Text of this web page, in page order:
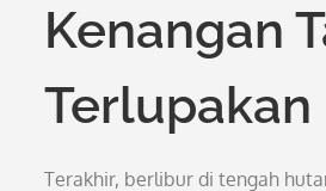
Kenangan
Terlupakan
Terakhir, berlibur di tengah